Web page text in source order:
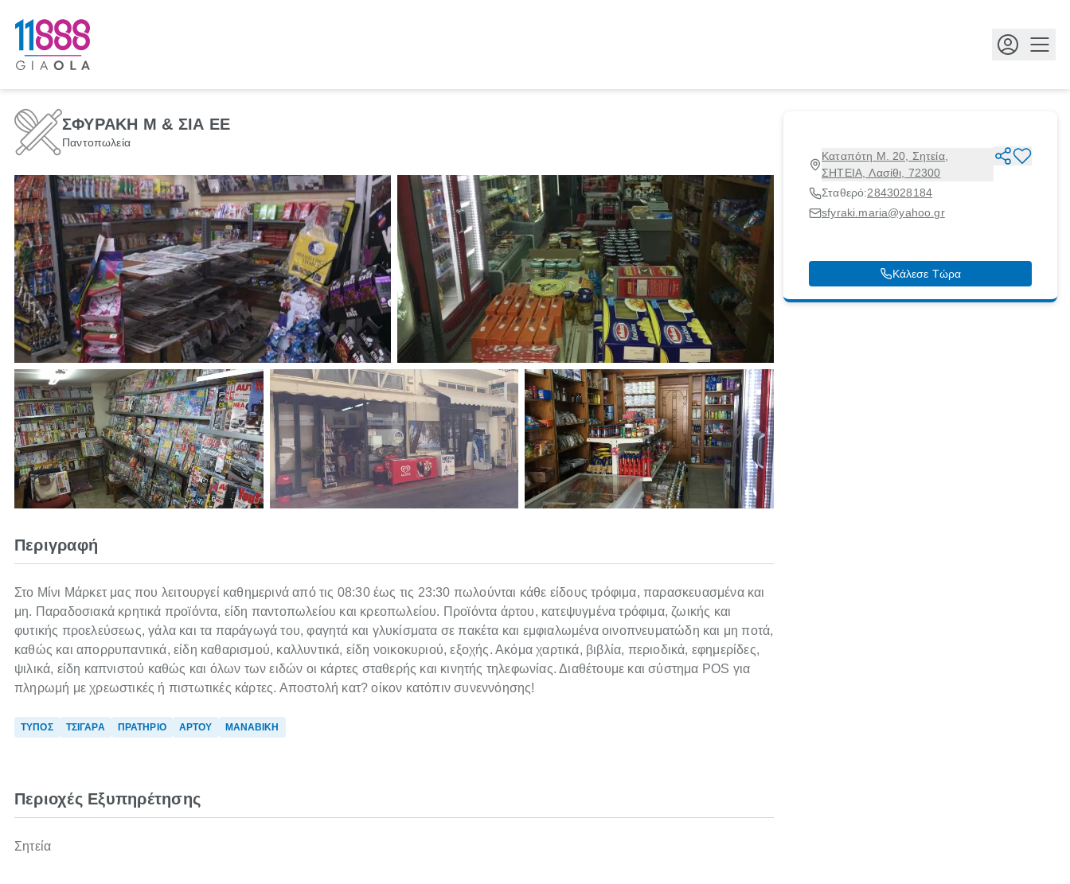
ΣΦΥΡΑΚΗ Μ & ΣΙΑ ΕΕ
Παντοπωλεία
Καταπότη Μ. 20, Σητεία,
ΣΗΤΕΙΑ, Λασίθι, 72300
Σταθερό:2843028184
sfyraki.maria@yahoo.gr
Κάλεσε Τώρα
Περιγραφή
Στο Μίνι Μάρκετ μας που λειτουργεί καθημερινά από τις 08:30 έως τις 23:30 πωλούνται κάθε είδους τρόφιμα, παρασκευασμένα και
μη. Παραδοσιακά κρητικά προϊόντα, είδη παντοπωλείου και κρεοπωλείου. Προϊόντα άρτου, κατεψυγμένα τρόφιμα, ζωικής και
φυτικής προελεύσεως, γάλα και τα παράγωγά του, φαγητά και γλυκίσματα σε πακέτα και εμφιαλωμένα οινοπνευματώδη και μη ποτά,
καθώς και απορρυπαντικά, είδη καθαρισμού, καλλυντικά, είδη νοικοκυριού, εξοχής. Ακόμα χαρτικά, βιβλία, περιοδικά, εφημερίδες,
ψιλικά, είδη καπνιστού καθώς και όλων των ειδών οι κάρτες σταθερής και κινητής τηλεφωνίας. Διαθέτουμε και σύστημα POS για
πληρωμή με χρεωστικές ή πιστωτικές κάρτες. Αποστολή κατ? οίκον κατόπιν συνεννόησης!
ΤΥΠΟΣ ΤΣΙΓΑΡΑ ΠΡΑΤΗΡΙΟ ΑΡΤΟΥ ΜΑΝΑΒΙΚΗ
Περιοχές Εξυπηρέτησης
Σητεία